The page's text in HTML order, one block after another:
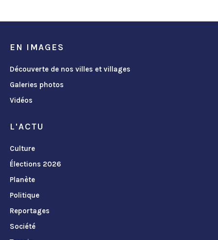
EN IMAGES
Découverte de nos villes et villages
Galeries photos
Vidéos
L'ACTU
Culture
Élections 2026
Planète
Politique
Reportages
Société